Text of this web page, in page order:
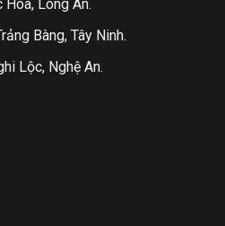
Long An.
Bàng, Tây Ninh.
Lộc, Nghệ An.